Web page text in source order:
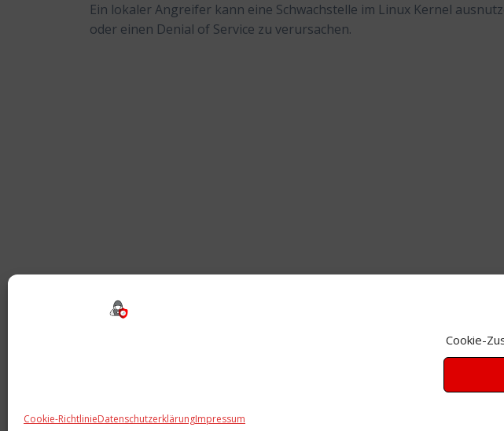
Cookie-
Cookie-RichtlinieDatenschutzerklärungImpressum
Ein lokaler Angreifer kann eine Schwachstelle im Linux Kernel
oder einen Denial of Service zu verursachen.